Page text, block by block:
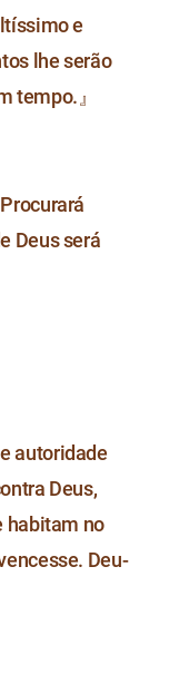
e
lhe serão
tempo.』
Deus será
autoridade
Deus,
habitam no
Deu-